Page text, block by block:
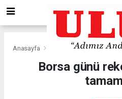
Anasayfa Ekonomi
Borsa günü